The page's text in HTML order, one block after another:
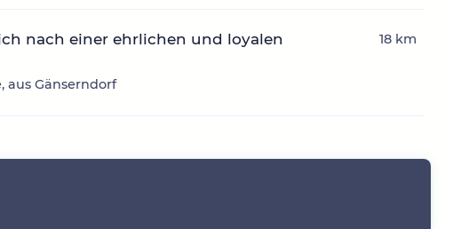
nach einer ehrlichen und loyalen
aus Gänserndorf
18 km